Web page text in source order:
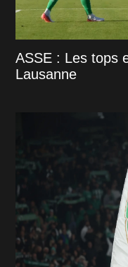
ASSE : Les tops
Lausanne